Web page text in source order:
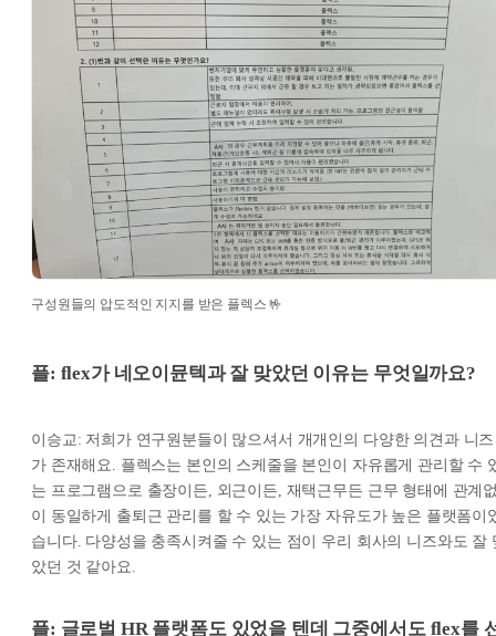
구성원들의 압도적인 지지를 받은 플렉스 🤟
플: flex가 네오이뮨텍과 잘 맞았던 이유는 무엇일까요?
이승교: 저희가 연구원분들이 많으셔서 개개인의 다양한 의견과 니즈
가 존재해요. 플렉스는 본인의 스케줄을 본인이 자유롭게 관리할 수
는 프로그램으로 출장이든, 외근이든, 재택근무든 근무 형태에 관계
이 동일하게 출퇴근 관리를 할 수 있는 가장 자유도가 높은 플랫폼이
습니다. 다양성을 충족시켜줄 수 있는 점이 우리 회사의 니즈와도 잘
았던 것 같아요.
플: 글로벌 HR 플랫폼도 있었을 텐데 그중에서도 flex를